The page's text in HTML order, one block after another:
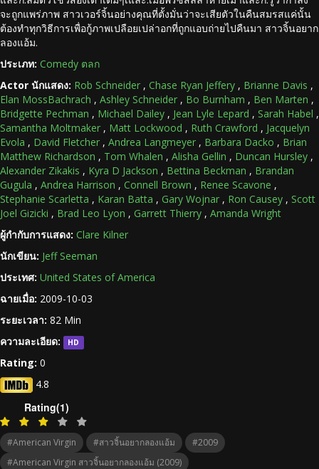
จะถูกแพร่ภาพ สาวเวอร์จิ้นอย่างคุณที่ตั้งมั่นว่าจะเสียตัวในคืนสมรสแค่นั้น
ต้องทำทุกวิธีการเพื่อกู้ภาพเปลือยเปล่าอกที่ถูกแอบถ่ายไปคืนมา สาวจิ้นอยาก
ลองแอ้ม.
ประเภท: Comedy ตลก
Actor นักแสดง: Rob Schneider , Chase Ryan Jeffery , Brianne Davis ,
Elan MossBachrach , Ashley Schneider , Bo Burnham , Ben Marten ,
Bridgette Pechman , Michael Dailey , Jean Lyle Lepard , Sarah Habel ,
Samantha Moltmaker , Matt Lockwood , Ruth Crawford , Jacquelyn
Evola , David Fletcher , Andrea Langmeyer , Barbara Dacko , Brian
Matthew Richardson , Tom Whalen , Alisha Gellin , Duncan Hursley ,
Alexander Zikakis , Kyra D Jackson , Bettina Beckman , Brandan
Gugula , Andrea Harrison , Connell Brown , Renee Scavone ,
Stephanie Scarletta , Karan Batta , Gary Wojnar , Ron Causey , Scott
Joel Gizicki , Brad Leo Lyon , Garrett Thierry , Amanda Wright
ผู้กำกับการแสดง: Clare Kilner
นักเขียน: Jeff Seeman
ประเทศ: United States of America
ฉายเมื่อ: 2009-10-03
ระยะเวลา: 82 Min
ความละเอียด:
HD
Rating: 0
4.8
Rating(1)
#American Virgin #สาวจิ้นอยากลองแอ้ม
#2009
#American Virgin สาวจิ้นอยากลองแอ้ม (2009)